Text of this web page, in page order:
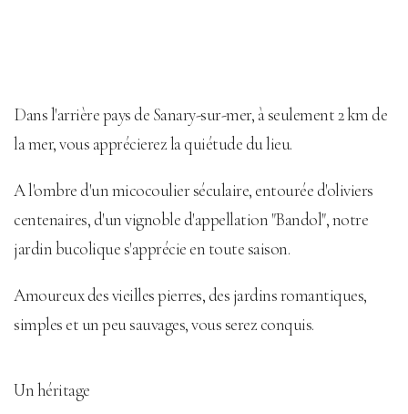
Dans l'arrière pays de Sanary-sur-mer, à seulement 2 km de
la mer, vous apprécierez la quiétude du lieu.
A l'ombre d'un micocoulier séculaire, entourée d'oliviers
centenaires, d'un vignoble d'appellation "Bandol", notre
jardin bucolique s'apprécie en toute saison.
Amoureux des vieilles pierres, des jardins romantiques,
simples et un peu sauvages, vous serez conquis.
Un héritage